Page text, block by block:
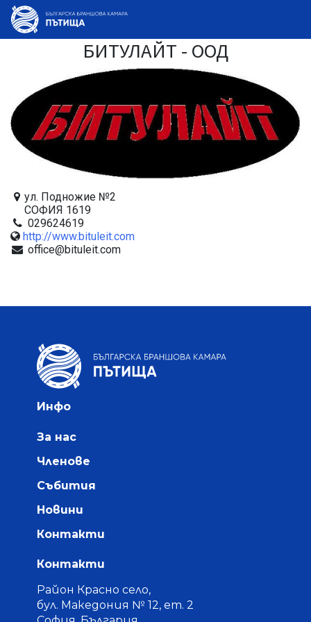
БИТУЛАЙТ - ООД
ул. Подножие №2
СОФИЯ 1619
029624619
http://www.bituleit.com
office@bituleit.com
Инфо
За нас
Членове
Събития
Новини
Контакти
Контакти
Район Красно село,
бул. Македония № 12, ет. 2